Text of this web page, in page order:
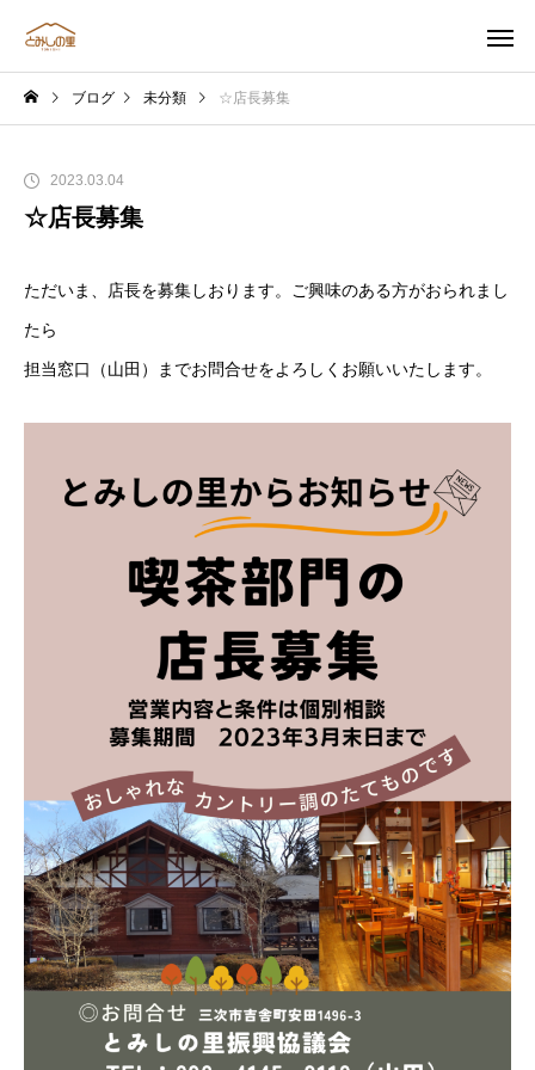
ブログ 未分類 ☆店長募集
2023.03.04
☆店長募集
ただいま、店長を募集しおります。ご興味のある方がおられまし
たら
担当窓口（山田）までお問合せをよろしくお願いいたします。